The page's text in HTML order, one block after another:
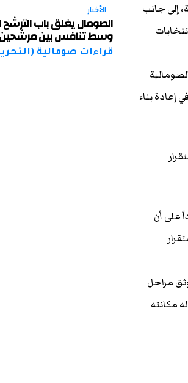
الأخبار
الصومال يغلق باب
وسط تنافس بين مرشحين
قراءات صومالية
إلى جانب
إعادة بناء
على أن
مراحل
مكانته